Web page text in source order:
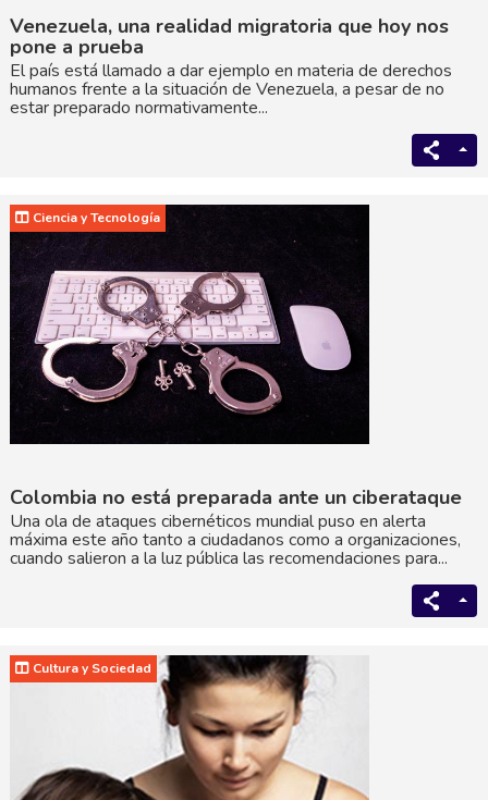
Venezuela, una realidad migratoria que hoy nos
pone a prueba
El país está llamado a dar ejemplo en materia de derechos
humanos frente a la situación de Venezuela, a pesar de no
estar preparado normativamente...
Ciencia y Tecnología
Colombia no está preparada ante un ciberataque
Una ola de ataques cibernéticos mundial puso en alerta
máxima este año tanto a ciudadanos como a organizaciones,
cuando salieron a la luz pública las recomendaciones para...
Cultura y Sociedad